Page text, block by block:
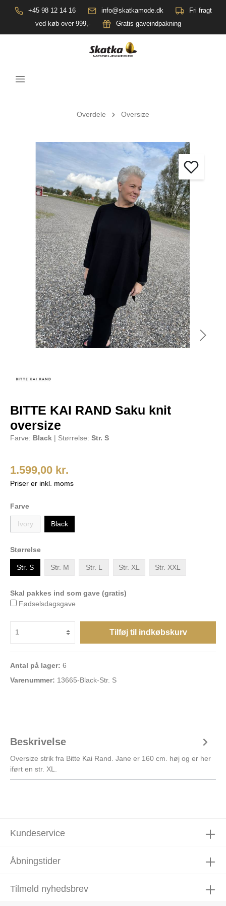
+45 98 12 14 16 info@skatkamode.dk
Fri fragt
ved køb over 999,-
Gratis gaveindpakning
Overdele Oversize
BITTE KAI RAND Saku knit
oversize
Farve: Black | Størrelse: Str. S
1.599,00 kr.
Priser er inkl. moms
Farve
Ivory Black
Størrelse
Str. S Str. M Str. L Str. XL Str. XXL
Skal pakkes ind som gave (gratis)
Fødselsdagsgave
Tilføj til indkøbskurv
Antal på lager: 6
Varenummer: 13665-Black-Str. S
Beskrivelse
Oversize strik fra Bitte Kai Rand. Jane er 160 cm. høj og er her
iført en str. XL.
Tilmeld nyhedsbrev
Åbningstider
Kundeservice